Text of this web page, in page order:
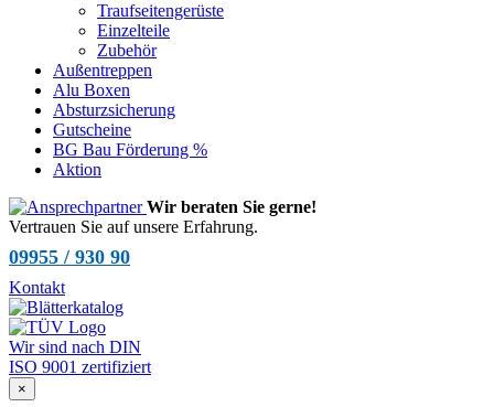
Traufseitengerüste
Einzelteile
Zubehör
Außentreppen
Alu Boxen
Absturzsicherung
Gutscheine
BG Bau Förderung %
Aktion
Wir beraten Sie gerne!
Vertrauen Sie auf unsere Erfahrung.
09955 / 930 90
Kontakt
Wir sind nach DIN
ISO 9001 zertifiziert
×